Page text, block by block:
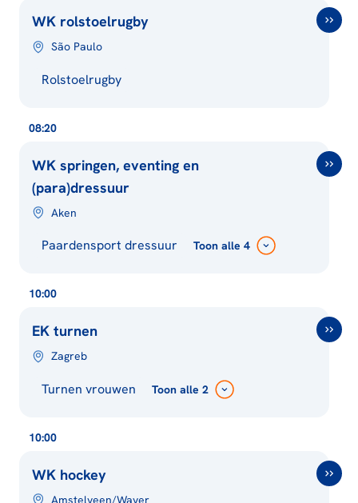
WK rolstoelrugby
São Paulo
Rolstoelrugby
08:20
WK springen, eventing en
(para)dressuur
Aken
Paardensport dressuur Toon alle 4
10:00
EK turnen
Zagreb
Turnen vrouwen Toon alle 2
10:00
WK hockey
Amstelveen/Waver